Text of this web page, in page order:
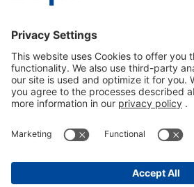
Veiligheidsinstructies